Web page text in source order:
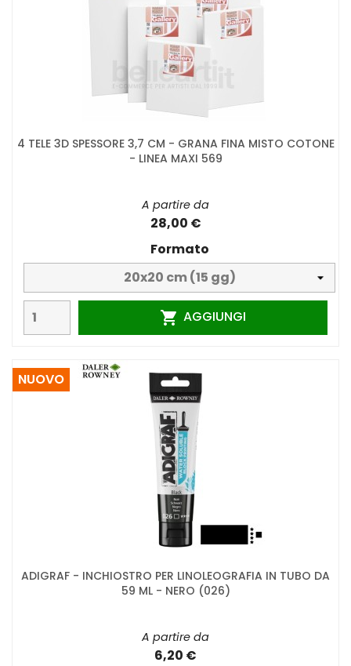
4 TELE 3D SPESSORE 3,7 CM - GRANA FINA MISTO COTONE
- LINEA MAXI 569
A partire da
28,00 €
Formato
 AGGIUNGI
ADIGRAF - INCHIOSTRO PER LINOLEOGRAFIA IN TUBO DA
59 ML - NERO (026)
A partire da
6,20 €
NUOVO